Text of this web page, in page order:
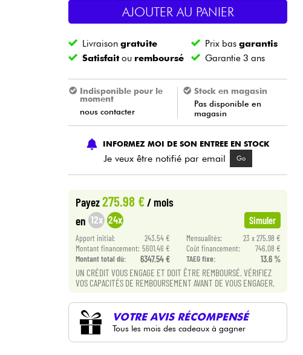
Vents
Câbles & Access.
AJOUTER AU PANIER
Livraisongratuite Prix bas garantis
Satisfaitou remboursé Garantie 3 ans
Indisponible pour le
moment
nous contacter
Stock en magasin
Pas disponible en
magasin
INFORMEZ MOI DE SON ENTREE EN STOCK
Je veux être notifié par email Go
Payez275.98 €/ mois
en 12x 24x Simuler
Apport initial: 243.54 € Mensualités:
23 x 275.98 €
Montant financement: 5601.46 € Coût financement:
746.08 €
Montant total dù:
6347.54 € TAEG fixe: 13.6 %
UN CRÉDIT VOUS ENGAGE ET DOIT ÊTRE REMBOURSÉ. VÉRIFIEZ
VOS CAPACITÉS DE REMBOURSEMENT AVANT DE VOUS ENGAGER.
VOTRE AVIS RÉCOMPENSÉ
Tous les mois des cadeaux à gagner